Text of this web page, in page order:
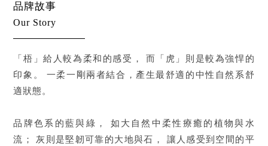
品牌故事
Our Story
「梧」給人較為柔和的感受，
而「虎」則是較為強悍的
印象。
一柔一剛兩者結合，產生最舒適的中性自然系舒
適狀態。
品牌色系的藍與綠，
如大自然中柔性療癒的植物與水
流；
灰則是堅韌可靠的大地與石，
讓人感受到空間的平